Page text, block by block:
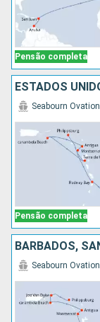
Pensão completa
Pensão completa
Seabourn Ovation
Seabourn Ovation